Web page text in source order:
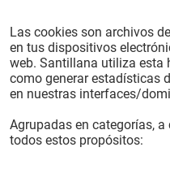
Las cookies son archivos
en tus dispositivos
web. Santillana utiliza esta
como generar estadísticas
en nuestras interfaces/
Agrupadas en categorías,
todos estos propósitos: